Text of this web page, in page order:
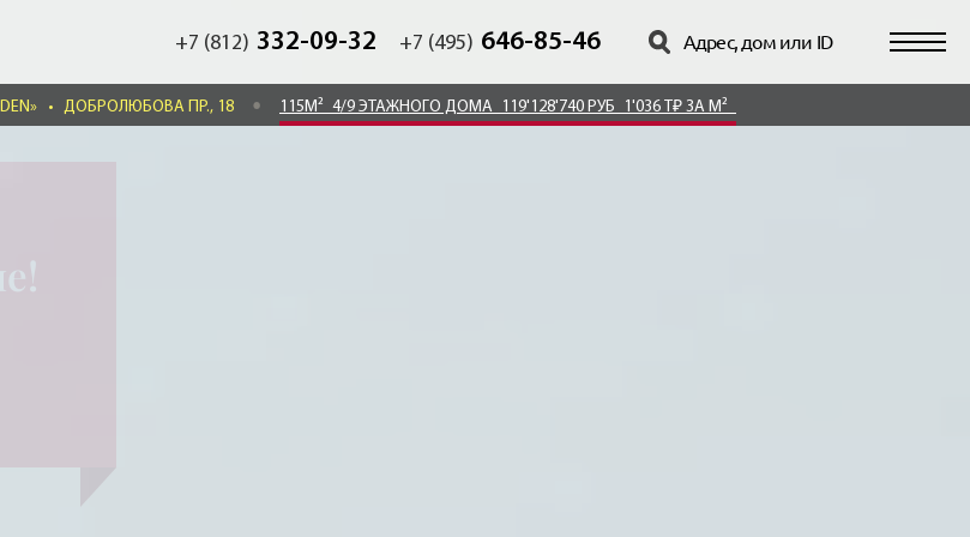
+7 (812) 332-09-32 +7 (495) 646-85-46
• ДОБРОЛЮБОВА ПР., 18 115М² 4/9 ЭТАЖНОГО ДОМА 119'128'740 РУБ 1'036 Т₽ ЗА М²